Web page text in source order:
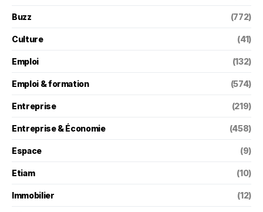
Buzz (772)
Culture (41)
Emploi (132)
Emploi & formation (574)
Entreprise (219)
Entreprise & Économie (458)
Espace (9)
Etiam (10)
Immobilier (12)